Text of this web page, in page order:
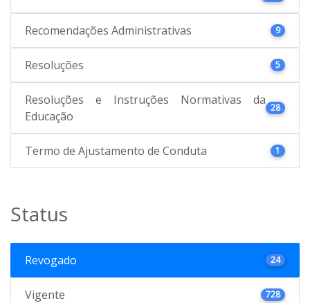
Recomendações Administrativas 9
Resoluções 5
Resoluções e Instruções Normativas da
Educação
28
Termo de Ajustamento de Conduta 1
Status
Revogado 24
Vigente 728